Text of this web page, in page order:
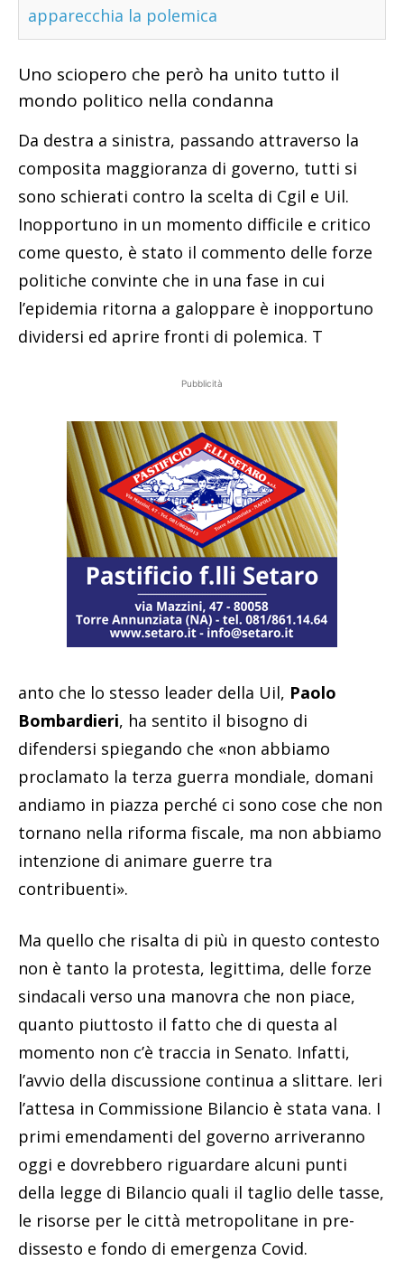
apparecchia la polemica
Uno sciopero che però ha unito tutto il
mondo politico nella condanna
Da destra a sinistra, passando attraverso la
composita maggioranza di governo, tutti si
sono schierati contro la scelta di Cgil e Uil.
Inopportuno in un momento difficile e critico
come questo, è stato il commento delle forze
politiche convinte che in una fase in cui
l’epidemia ritorna a galoppare è inopportuno
dividersi ed aprire fronti di polemica. T
Pubblicità
anto che lo stesso leader della Uil, Paolo
Bombardieri, ha sentito il bisogno di
difendersi spiegando che «non abbiamo
proclamato la terza guerra mondiale, domani
andiamo in piazza perché ci sono cose che non
tornano nella riforma fiscale, ma non abbiamo
intenzione di animare guerre tra
contribuenti».
Ma quello che risalta di più in questo contesto
non è tanto la protesta, legittima, delle forze
sindacali verso una manovra che non piace,
quanto piuttosto il fatto che di questa al
momento non c’è traccia in Senato. Infatti,
l’avvio della discussione continua a slittare. Ieri
l’attesa in Commissione Bilancio è stata vana. I
primi emendamenti del governo arriveranno
oggi e dovrebbero riguardare alcuni punti
della legge di Bilancio quali il taglio delle tasse,
le risorse per le città metropolitane in pre-
dissesto e fondo di emergenza Covid.